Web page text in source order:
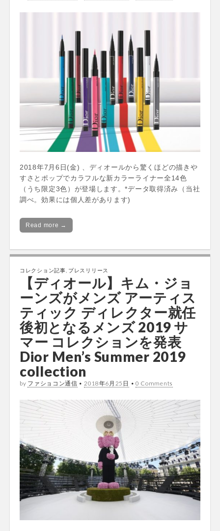
2018年7月6日(金) 、ディオールから驚くほどの描きや
すさとポップでカラフルな新カラーライナー全14色
（うち限定3色）が登場します。*データ取得済み（当社
調べ。効果には個人差があります)
Read more →
コレクション記事 プレスリリース
【ディオール】キム・ジョ
ーンズがメンズ アーティス
ティック ディレクター就任
後初となるメンズ 2019 サ
マー コレクションを発表
Dior Men’s Summer 2019
collection
by ファショコン通信 • 2018年6月25日 • 0 Comments